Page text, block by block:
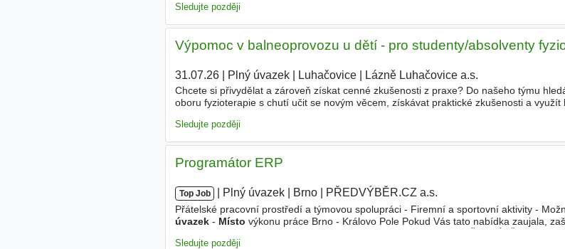
Sledujte později
Výpomoc v balneoprovozu u dětí - pro studenty/absolventy
31.07.26| Plný úvazek| Luhačovice| Lázně Luhačovice a.s.
Chcete si přivydělat a zároveň získat cenné zkušenosti z praxe? Do našeho týmu
oboru fyzioterapie s chutí učit se novým věcem, získávat praktické zkušenosti a
Sledujte později
Programátor ERP
Top Job Plný úvazek Brno PŘEDVÝBĚR.CZ a.s.
Přátelské pracovní prostředí a týmovou spolupráci - Firemní a sportovní aktivity -
úvazek- Místo výkonu práce Brno - Královo Pole Pokud Vás tato nabídka zaujala,
Sledujte později